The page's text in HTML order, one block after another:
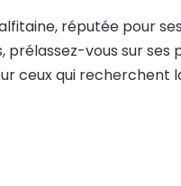
réputée pour
vous sur
ceux qui